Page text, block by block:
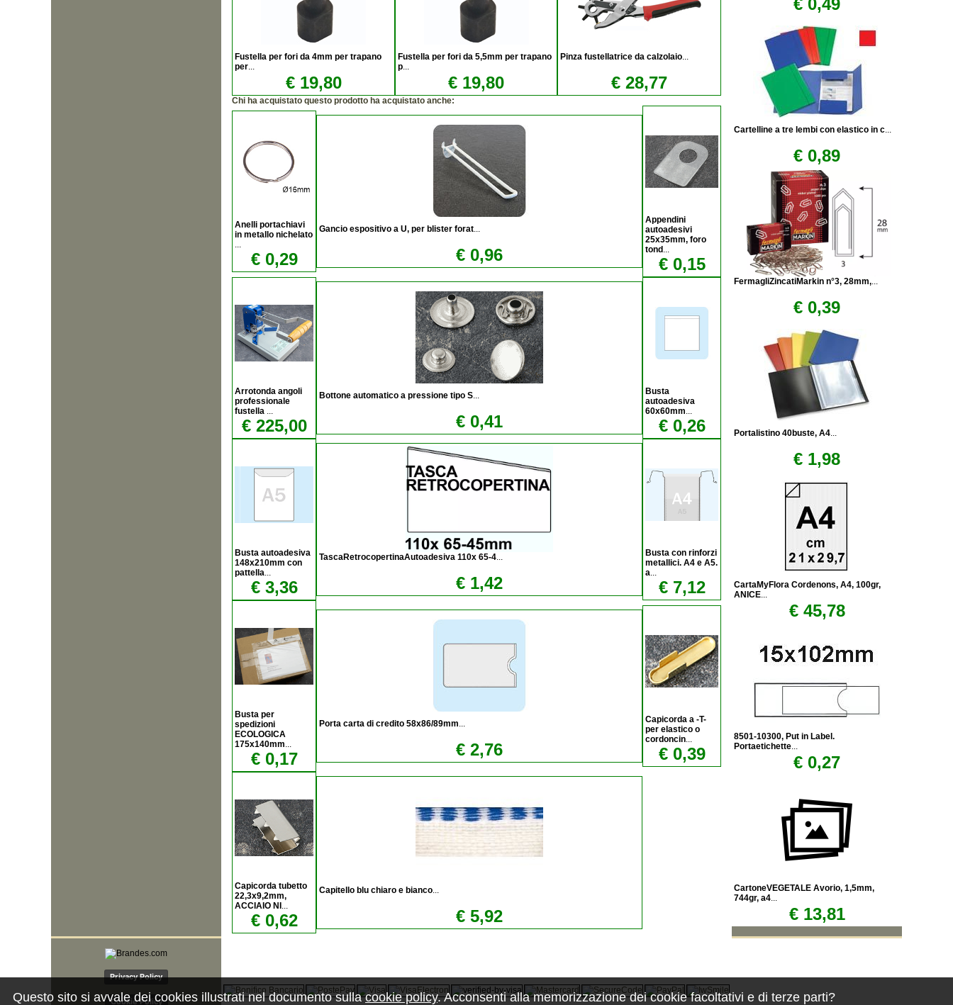
Questo sito si avvale dei cookies illustrati nel documento sullacookie policy. Acconsenti alla memorizzazione dei cookie facoltativi e di terze parti?
Fustella per fori da 4mm per trapano
per...
€ 19,80
Fustella per fori da 5,5mm per trapano
p...
€ 19,80
Pinza fustellatrice da calzolaio...
€ 28,77
Chi ha acquistato questo prodotto ha acquistato anche:
Anelli portachiavi
in metallo nichelato
...
€ 0,29
Gancio espositivo a U, per blister forat...
€ 0,96
Appendini
autoadesivi
25x35mm, foro
tond ...
€ 0,15
Arrotonda angoli
professionale
fustella ...
€ 225,00
Bottone automatico a pressione tipo S...
€ 0,41
Busta
autoadesiva
60x60mm...
€ 0,26
Busta autoadesiva
148x210mm con
pattella...
€ 3,36
TascaRetrocopertinaAutoadesiva 110x 65-4...
€ 1,42
Busta con rinforzi
metallici. A4 e A5.
a...
€ 7,12
Busta per
spedizioni
ECOLOGICA
175x140mm...
€ 0,17
Porta carta di credito 58x86/89mm...
€ 2,76
Capicorda a -T-
per elastico o
cordoncin...
€ 0,39
Capicorda tubetto
22,3x9,2mm,
ACCIAIO NI ...
€ 0,62
Capitello blu chiaro e bianco...
€ 5,92
€ 0,49
Cartelline a tre lembi con elastico in c...
€ 0,89
FermagliZincatiMarkin n°3, 28mm,...
€ 0,39
Portalistino 40buste, A4...
€ 1,98
CartaMyFlora Cordenons, A4, 100gr,
ANICE...
€ 45,78
8501-10300, Put in Label.
Portaetichette...
€ 0,27
CartoneVEGETALE Avorio, 1,5mm,
744gr, a4...
€ 13,81
Privacy Policy
Cookie Policy